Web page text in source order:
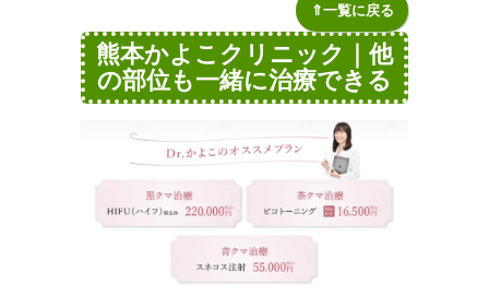
⇑一覧に戻る
熊本かよこクリニック｜他
の部位も一緒に治療できる